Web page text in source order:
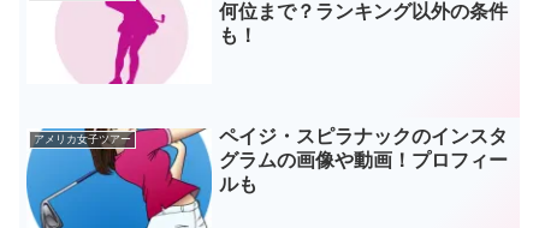
何位まで？ランキング以外の条件
も！
アメリカ女子ツアー
ペイジ・スピラナックのインスタ
グラムの画像や動画！プロフィー
ルも